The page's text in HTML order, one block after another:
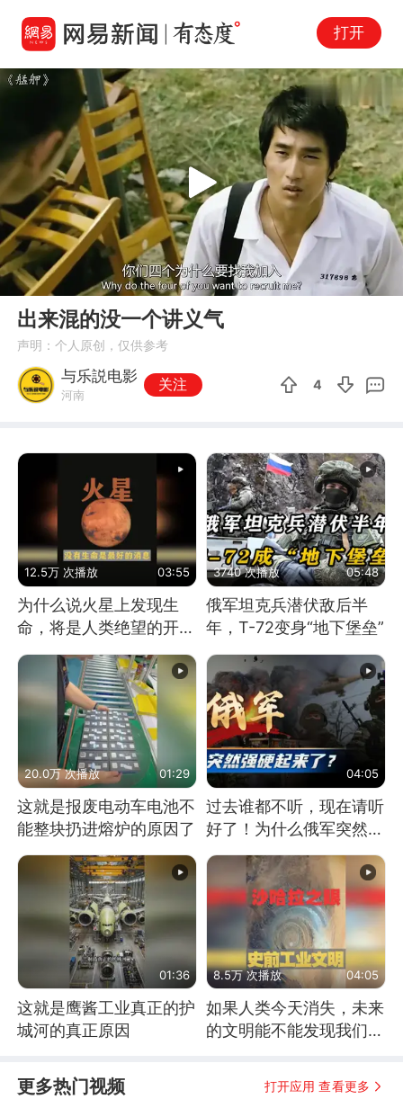
打开
00:00 02:48
Play
出来混的没一个讲义气
声明：个人原创，仅供参考
与乐説电影
河南
关注 4
12.5万 次播放 03:55
为什么说火星上发现生
命，将是人类绝望的开
3740 次播放 05:48
俄军坦克兵潜伏敌后半
年，T-72变身“地下堡垒”
20.0万 次播放 01:29
这就是报废电动车电池不
能整块扔进熔炉的原因了
04:05
过去谁都不听，现在请听
好了！为什么俄军突然强
硬起来了？
01:36
这就是鹰酱工业真正的护
城河的真正原因
8.5万 次播放 04:05
如果人类今天消失，未来
的文明能不能发现我们存
更多热门视频 打开应用 查看更多